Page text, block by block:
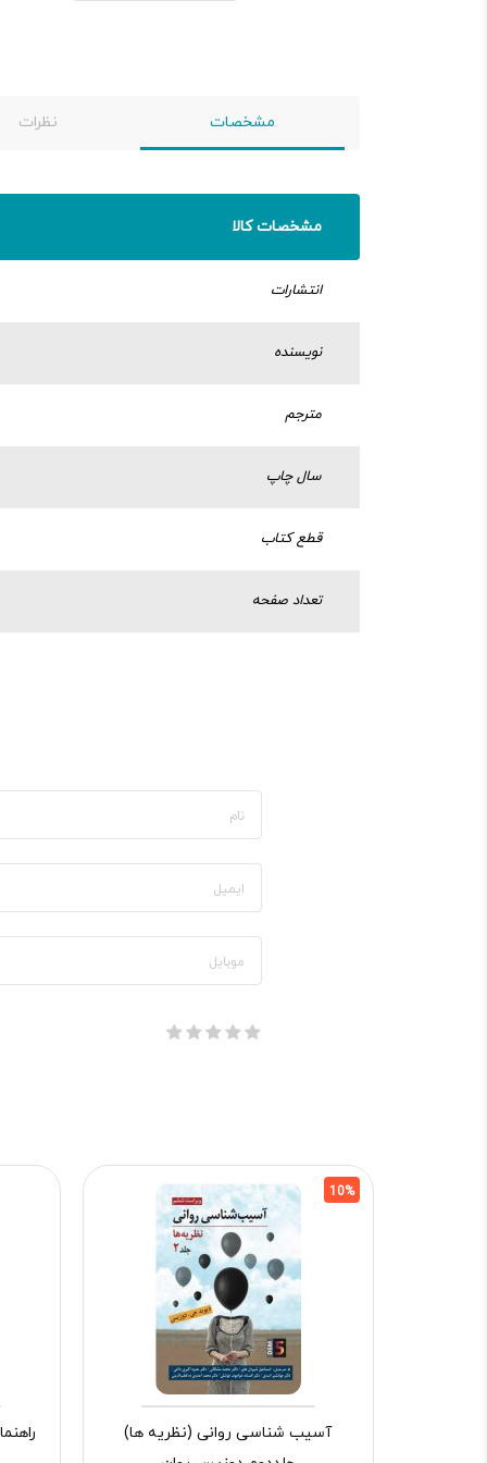
مشخصات نظرات
مشخصات کالا
انتشارات
نویسنده
مترجم
سال چاپ
قطع کتاب
تعداد صفحه
10%
آسیب شناسی روانی (نظریه ها)